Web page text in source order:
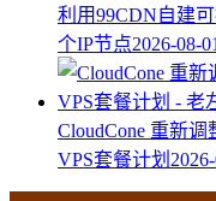
利用99CDN自建
个IP节点2026-08-01
CloudCone 重新
VPS套餐计划